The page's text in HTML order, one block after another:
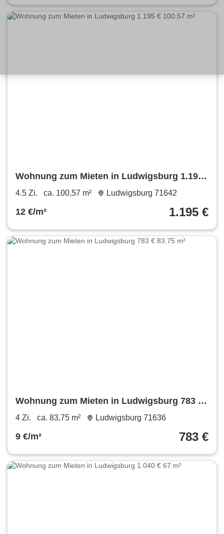
Wohnung zum Mieten in Ludwigsburg 1.195
€ 100.57 m²
4.5 Zi. ca. 100,57 m² Ludwigsburg 71642
12 €/m² 1.195 €
Wohnung zum Mieten in Ludwigsburg 783 €
83.75 m²
4 Zi. ca. 83,75 m² Ludwigsburg 71636
9 €/m² 783 €